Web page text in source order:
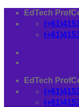
Skip
EdTech
EdTech